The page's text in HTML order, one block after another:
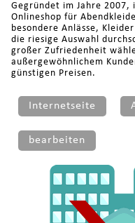
Gegründet im Jahre
Onlineshop für
besondere Anlässe,
die riesige Auswahl
großer Zufriedenheit
außergewöhnlichem
günstigen Preisen.
Internetseite
bearbeiten